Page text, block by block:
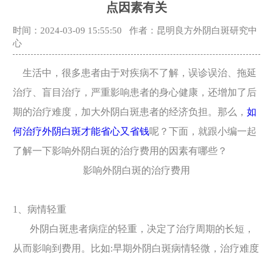
点因素有关
时间：2024-03-09 15:55:50
作者：昆明良方外阴白斑研究中
心
生活中，很多患者由于对疾病不了解，误诊误治、拖延
治疗、盲目治疗，严重影响患者的身心健康，还增加了后
期的治疗难度，加大外阴白斑患者的经济负担。那么， 如
何治疗外阴白斑才能省心又省钱呢？下面，就跟小编一起
了解一下影响外阴白斑的治疗费用的因素有哪些？
影响外阴白斑的治疗费用
1、病情轻重
外阴白斑患者病症的轻重，决定了治疗周期的长短，
从而影响到费用。比如:早期外阴白斑病情轻微，治疗难度